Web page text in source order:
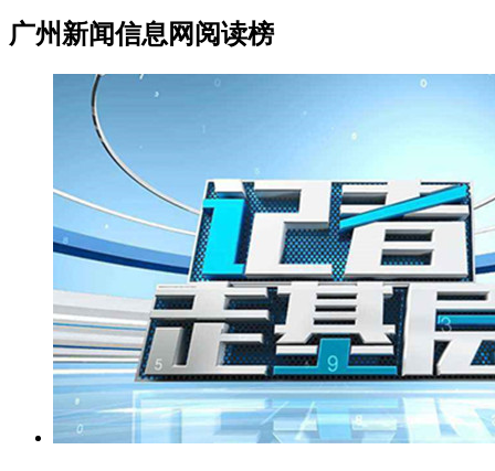
广州新闻信息网阅读榜